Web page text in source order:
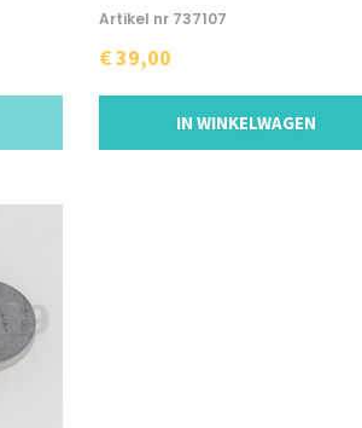
Artikel nr 737107
€ 39,00
IN WINKELWAGEN